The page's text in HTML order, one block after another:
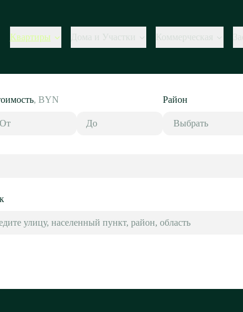
Квартиры Дома и Участки Коммерческая
,BYN Район
Выбрать